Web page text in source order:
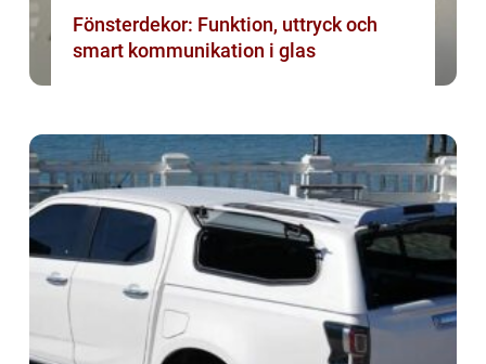
Fönsterdekor: Funktion, uttryck och
smart kommunikation i glas